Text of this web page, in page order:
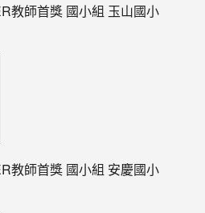
教師首獎 國小組 玉山國小
教師首獎 國小組 安慶國小